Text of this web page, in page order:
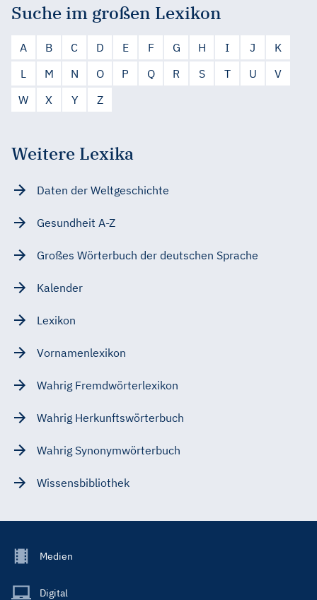
Suche im großen Lexikon
A B C D E F G H I J
K
L
M N O P Q R S T U
V
W
X Y Z
Weitere Lexika
Daten der Weltgeschichte
Gesundheit A-Z
Großes Wörterbuch der deutschen Sprache
Kalender
Lexikon
Vornamenlexikon
Wahrig Fremdwörterlexikon
Wahrig Herkunftswörterbuch
Wahrig Synonymwörterbuch
Wissensbibliothek
Footer
Main
Medien
Digital